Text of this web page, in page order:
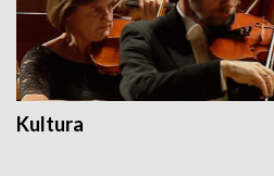
Kultura